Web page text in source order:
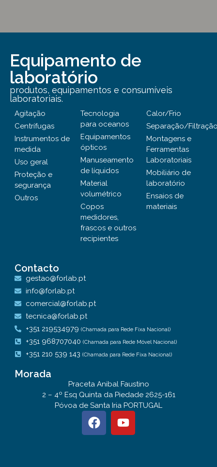
Equipamento de
laboratório
produtos, equipamentos e consumíveis
laboratoriais.
Agitação
Centrífugas
Instrumentos de
medida
Uso geral
Proteção e
segurança
Outros
Tecnologia
para oceanos
Equipamentos
ópticos
Manuseamento
de líquidos
Material
volumétrico
Copos
medidores,
frascos e outros
recipientes
Calor/Frio
Separação/
Montagens e
Ferramentas
Laboratoriais
Mobiliário de
laboratório
Ensaios de
materiais
Contacto
gestao@forlab.pt
info@forlab.pt
comercial@forlab.pt
tecnica@forlab.pt
+351 219534979 (Chamada para Rede Fixa Nacional)
+351 968707040 (Chamada para Rede Móvel Nacional)
+351 210 539 143 (Chamada para Rede Fixa Nacional)
Morada
Praceta Anibal Faustino
2 – 4º Esq Quinta da Piedade 2625-161
Póvoa de Santa Iria PORTUGAL